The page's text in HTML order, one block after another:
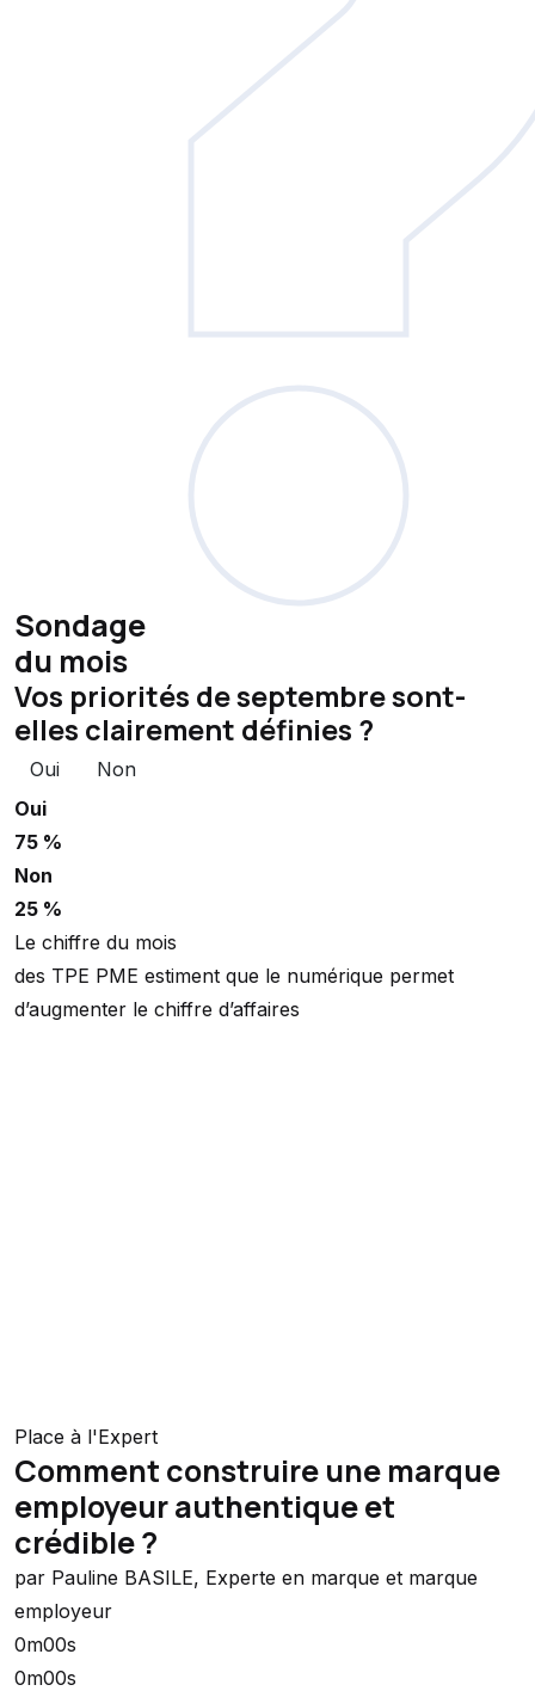
Sondage
du mois
Vos priorités de septembre sont-
elles clairement définies ?
Oui
Non
Oui
75 %
Non
25 %
Le chiffre du mois
des TPE PME estiment que le numérique permet
d’augmenter le chiffre d’affaires
Place à l'Expert
Comment construire une marque
employeur authentique et
crédible ?
par Pauline BASILE, Experte en marque et marque
employeur
0m00s
0m00s